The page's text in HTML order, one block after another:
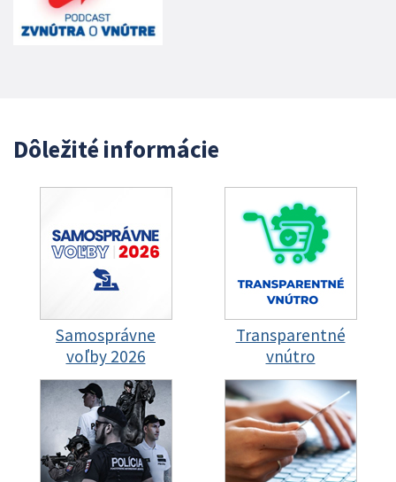
Dôležité informácie
Samosprávne
voľby 2026
Transparentné
vnútro